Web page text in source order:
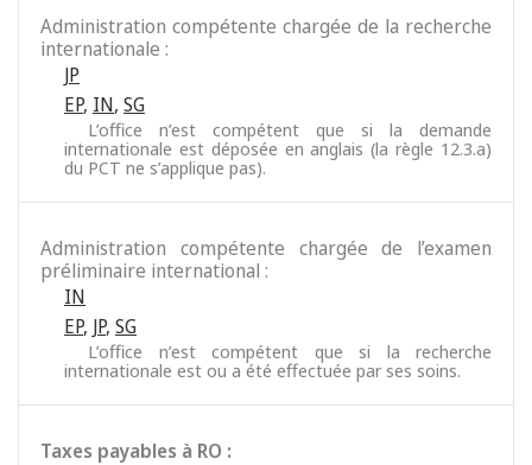
Administration compétente chargée de la recherche
internationale :
JP
EP, IN, SG
L’office n’est compétent que si la demande
internationale est déposée en anglais (la règle 12.3.a)
du PCT ne s’applique pas).
Administration compétente chargée de l’examen
préliminaire international :
IN
EP, JP, SG
L’office n’est compétent que si la recherche
internationale est ou a été effectuée par ses soins.
Taxes payables à RO :